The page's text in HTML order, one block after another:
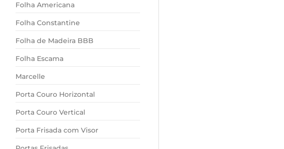
Folha Americana
Folha Constantine
Folha de Madeira BBB
Folha Escama
Marcelle
Porta Couro Horizontal
Porta Couro Vertical
Porta Frisada com Visor